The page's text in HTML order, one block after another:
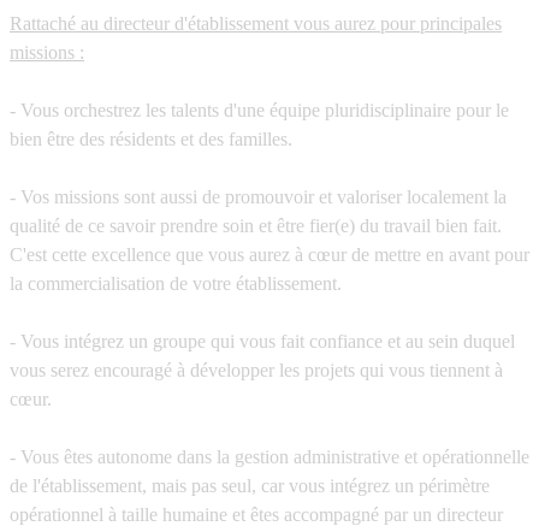
Rattaché au directeur d'établissement vous aurez pour principales
missions :
- Vous orchestrez les talents d'une équipe pluridisciplinaire pour le
bien être des résidents et des familles.
- Vos missions sont aussi de promouvoir et valoriser localement la
qualité de ce savoir prendre soin et être fier(e) du travail bien fait.
C'est cette excellence que vous aurez à cœur de mettre en avant pour
la commercialisation de votre établissement.
- Vous intégrez un groupe qui vous fait confiance et au sein duquel
vous serez encouragé à développer les projets qui vous tiennent à
cœur.
- Vous êtes autonome dans la gestion administrative et opérationnelle
de l'établissement, mais pas seul, car vous intégrez un périmètre
opérationnel à taille humaine et êtes accompagné par un directeur